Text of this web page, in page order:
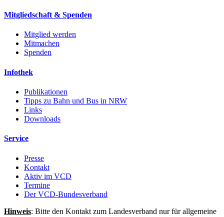
Mitgliedschaft & Spenden
Mitglied werden
Mitmachen
Spenden
Infothek
Publikationen
Tipps zu Bahn und Bus in NRW
Links
Downloads
Service
Presse
Kontakt
Aktiv im VCD
Termine
Der VCD-Bundesverband
Hinweis: Bitte den Kontakt zum Landesverband nur für allgemeine